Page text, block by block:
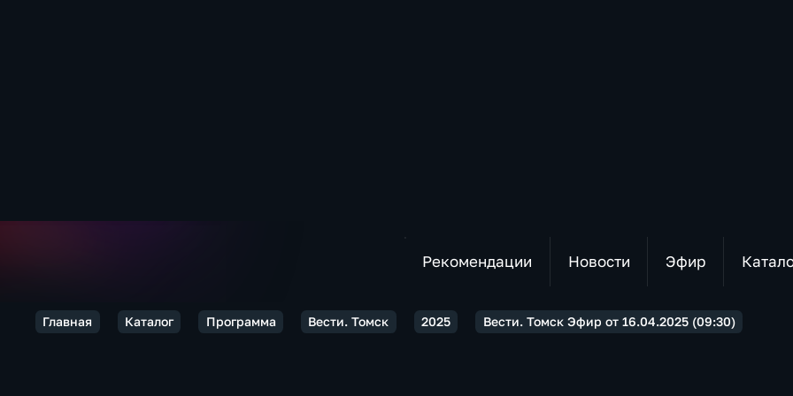
Рекомендации Новости Эфир
Главная Каталог Программа Вести. Томск 2025 Вести. Томск Эфир от 16.04.2025 (09:30)